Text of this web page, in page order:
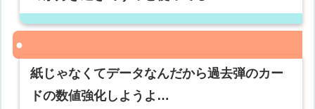
紙じゃなくてデータなんだから過去弾のカー
ドの数値強化しようよ…